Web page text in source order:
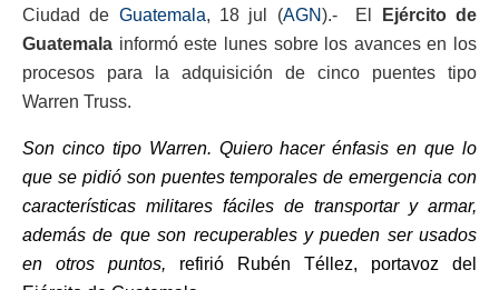
Ciudad de Guatemala, 18 jul (AGN).- El
Ejército de
Guatemala informó este lunes sobre los avances en los
procesos para la adquisición de cinco puentes tipo
Warren Truss.
Son cinco tipo Warren. Quiero hacer énfasis en que lo
que se pidió son puentes temporales de emergencia con
características militares fáciles de transportar y armar,
además de que son recuperables y pueden ser usados
en otros puntos, refirió Rubén Téllez, portavoz del